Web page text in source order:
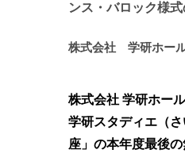
ンス・バロック様
株式会社 学研ホー
株式会社 学研ホー
学研スタディエ（
座」の本年度最後